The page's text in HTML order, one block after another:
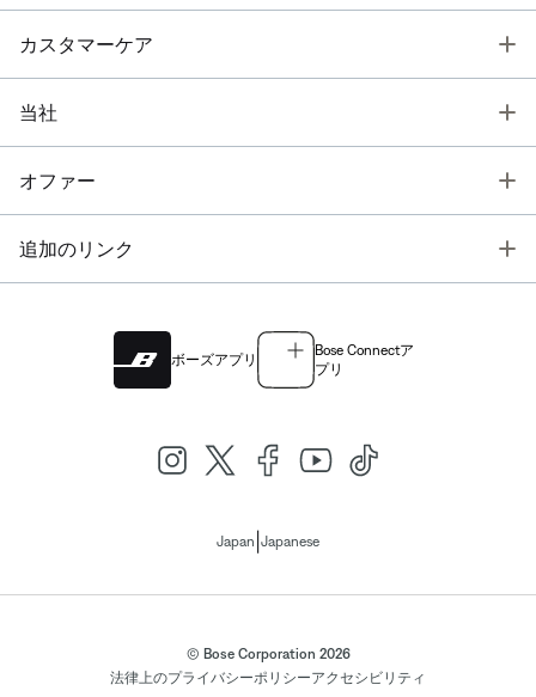
カスタマーケア
当社
オファー
追加のリンク
ボーズアプリ
Bose Connectア
プリ
Japan Japanese
© Bose Corporation 2026
法律上のプライバシーポリシーアクセシビリティ